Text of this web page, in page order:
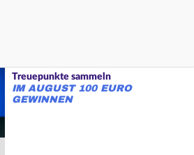
Treuepunkte sammeln
IM AUGUST 100 EURO
GEWINNEN